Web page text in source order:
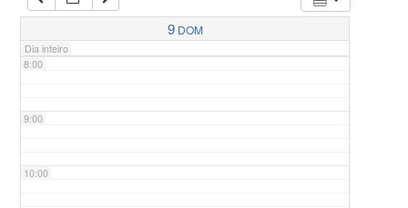
9 DOM
Dia inteiro
7:00
8:00
9:00
10:00